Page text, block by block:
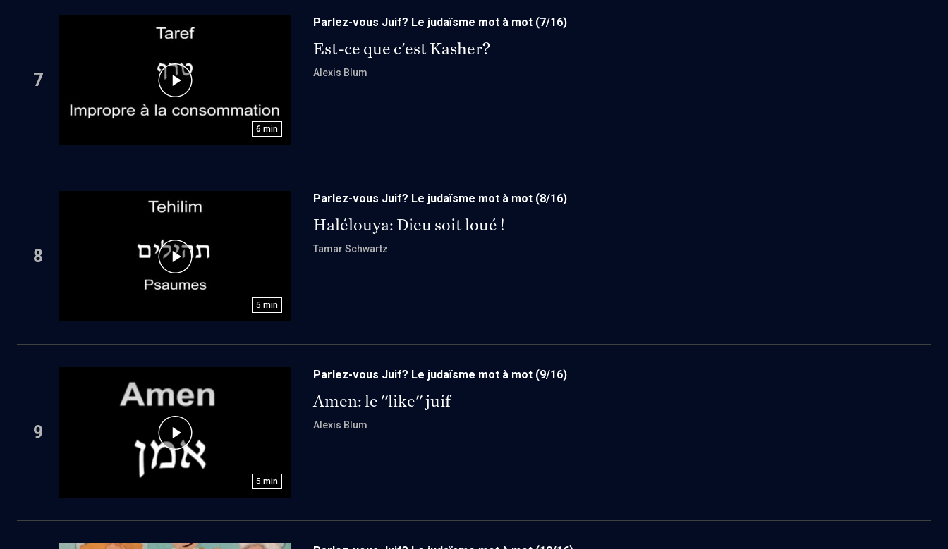
7
6 min
Parlez-vous Juif? Le judaïsme mot à mot (7/16)
Est-ce que c'est Kasher?
Alexis Blum
8
5 min
Parlez-vous Juif? Le judaïsme mot à mot (8/16)
Halélouya: Dieu soit loué !
Tamar Schwartz
9
5 min
Parlez-vous Juif? Le judaïsme mot à mot (9/16)
Amen: le ''like'' juif
Alexis Blum